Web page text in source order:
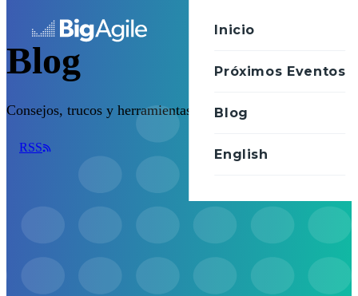
Inicio
Próximos Eventos
Blog
English
Blog
Consejos, trucos y herramientas
RSS